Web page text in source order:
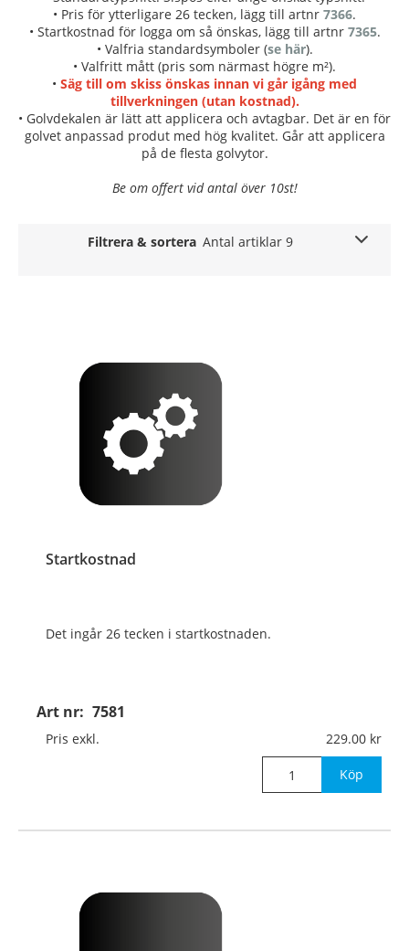
• Pris för ytterligare 26 tecken, lägg till artnr 7366.
• Startkostnad för logga om så önskas, lägg till artnr 7365.
• Valfria standardsymboler (se här).
• Valfritt mått (pris som närmast högre m²).
• Säg till om skiss önskas innan vi går igång med
tillverkningen (utan kostnad).
• Golvdekalen är lätt att applicera och avtagbar. Det är en för
golvet anpassad produt med hög kvalitet. Går att applicera
på de flesta golvytor.
Be om offert vid antal över 10st!
Filtrera & sortera Antal artiklar 9
Startkostnad
Art nr: 7581
Det ingår 26 tecken i startkostnaden.
Pris exkl. 229.00
Köp